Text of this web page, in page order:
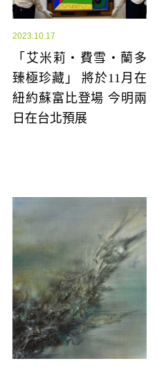
2023.10.17
「艾米莉・費雪・蘭多
臻極珍藏」 將於11月在
紐約蘇富比登場 今明兩
日在台北預展